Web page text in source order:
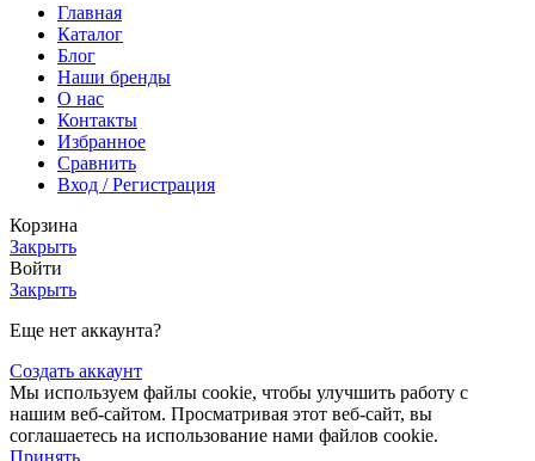
Главная
Каталог
Блог
Наши бренды
О нас
Контакты
Избранное
Сравнить
Вход / Регистрация
Корзина
Закрыть
Войти
Закрыть
Еще нет аккаунта?
Создать аккаунт
Мы используем файлы cookie, чтобы улучшить работу с
нашим веб-сайтом. Просматривая этот веб-сайт, вы
соглашаетесь на использование нами файлов cookie.
Принять